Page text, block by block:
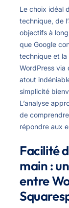
Le choix idéal
technique, de
objectifs à
que Google
technique et
WordPress via
atout
simplicité
L’analyse
de
répondre aux
Facilité
main :
entre